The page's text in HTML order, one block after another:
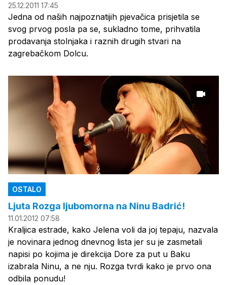
25.12.2011 17:45
Jedna od naših najpoznatijih pjevačica prisjetila se
svog prvog posla pa se, sukladno tome, prihvatila
prodavanja stolnjaka i raznih drugih stvari na
zagrebačkom Dolcu.
OSTALO
Ljuta Rozga ljubomorna na Ninu Badrić!
11.01.2012 07:58
Kraljica estrade, kako Jelena voli da joj tepaju, nazvala
je novinara jednog dnevnog lista jer su je zasmetali
napisi po kojima je direkcija Dore za put u Baku
izabrala Ninu, a ne nju. Rozga tvrdi kako je prvo ona
odbila ponudu!